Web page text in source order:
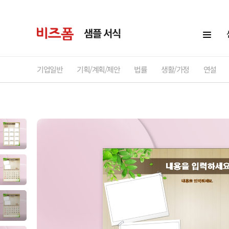
샘플 서식
기업일반 기획/계획/제안 법률 생활/가정 연설